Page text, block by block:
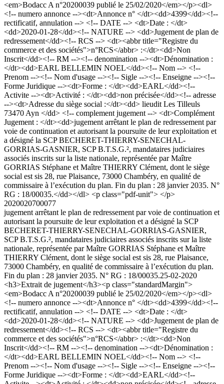
<em>Bodacc A n°20200039 publié le 25/02/2020</em></p><dl>
<!-- numero annonce --><dt>Annonce n° </dt><dd>4399</dd><!--
rectificatif, annulation --> <!-- DATE --> <dt>Date : </dt>
<dd>2020-01-28</dd><!-- NATURE --> <dd>Jugement de plan de
redressement</dd><!-- RCS --> <dt><abbr title="Registre du
commerce et des sociétés">n°RCS</abbr> :</dt><dd>Non
Inscrit</dd><!-- RM --><!-- denomination --><dt>Dénomination :
</dt><dd>EARL BELLEMIN NOEL</dd><!-- Nom --> <!--
Prenom --><!-- Nom d'usage --><!-- Sigle --><!-- Enseigne --><!--
Forme Juridique --><dt>Forme : </dt><dd>EARL</dd><!--
Activite --><dt>Activité : </dt><dd>non précisée</dd><!-- adresse
--><dt>Adresse du siège social :</dt><dd> lieudit Les Tilleuls
73470 Ayn </dd> <!-- complement jugement --> <dt>Complément
Jugement : </dt><dd>jugement arrêtant le plan de redressement par
voie de continuation et autorisant la poursuite de leur exploitation et
a désigné la SCP BECHERET-THIERRY-SENECHAL-
GORRIAS-GASNIER, SCP B.T.S.G.², mandataires judiciaires
associés inscrits sur la liste nationale, représentée par Maître
GORRIAS Stéphane et Maître THIERRY Clément, dont le siège
social est sis 28, rue Plaisance, 73000 Chambéry, en qualité de
commissaire à l’exécution du plan. Fin du plan : 28 janvier 2035. N°
RG : 18/00035.</dd></dl> <p class="pdf-unit"> </p>
2020020700077
jugement arrêtant le plan de redressement par voie de continuation et
autorisant la poursuite de leur exploitation et a désigné la SCP
BECHERET-THIERRY-SENECHAL-GORRIAS-GASNIER,
SCP B.T.S.G.², mandataires judiciaires associés inscrits sur la liste
nationale, représentée par Maître GORRIAS Stéphane et Maître
THIERRY Clément, dont le siège social est sis 28, rue Plaisance,
73000 Chambéry, en qualité de commissaire à l’exécution du plan.
Fin du plan : 28 janvier 2035. N° RG : 18/00035.25-02-2020
<h3>Extrait de jugement</h3><p class="standardMargin">
<em>Bodacc A n°20200039 publié le 25/02/2020</em></p><dl>
<!-- numero annonce --><dt>Annonce n° </dt><dd>4399</dd><!--
rectificatif, annulation --> <!-- DATE --> <dt>Date : </dt>
<dd>2020-01-28</dd><!-- NATURE --> <dd>Jugement de plan de
redressement</dd><!-- RCS --> <dt><abbr title="Registre du
commerce et des sociétés">n°RCS</abbr> :</dt><dd>Non
Inscrit</dd><!-- RM --><!-- denomination --><dt>Dénomination :
</dt><dd>EARL BELLEMIN NOEL</dd><!-- Nom --> <!--
Prenom --><!-- Nom d'usage --><!-- Sigle --><!-- Enseigne --><!--
Forme Juridique --><dt>Forme : </dt><dd>EARL</dd><!--